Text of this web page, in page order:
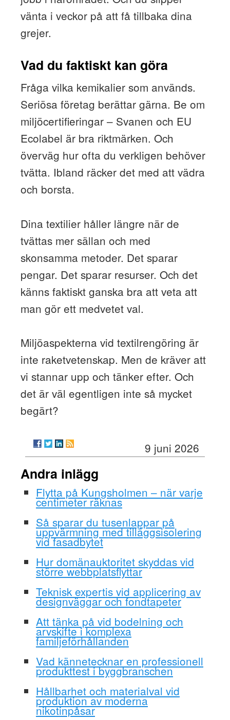
vänta i veckor på att få tillbaka dina
grejer.
Vad du faktiskt kan göra
Fråga vilka kemikalier som används.
Seriösa företag berättar gärna. Be om
miljöcertifieringar – Svanen och EU
Ecolabel är bra riktmärken. Och
överväg hur ofta du verkligen behöver
tvätta. Ibland räcker det med att vädra
och borsta.
Dina textilier håller längre när de
tvättas mer sällan och med
skonsamma metoder. Det sparar
pengar. Det sparar resurser. Och det
känns faktiskt ganska bra att veta att
man gör ett medvetet val.
Miljöaspekterna vid textilrengöring är
inte raketvetenskap. Men de kräver att
vi stannar upp och tänker efter. Och
det är väl egentligen inte så mycket
begärt?
9 juni 2026
Andra inlägg
Flytta på Kungsholmen – när varje
centimeter räknas
Så sparar du tusenlappar på
uppvärmning med tilläggsisolering
vid fasadbytet
Hur domänauktoritet skyddas vid
större webbplatsflyttar
Teknisk expertis vid applicering av
designväggar och fondtapeter
Att tänka på vid bodelning och
arvskifte i komplexa
familjeförhållanden
Vad kännetecknar en professionell
produkttest i byggbranschen
Hållbarhet och materialval vid
produktion av moderna
nikotinpåsar